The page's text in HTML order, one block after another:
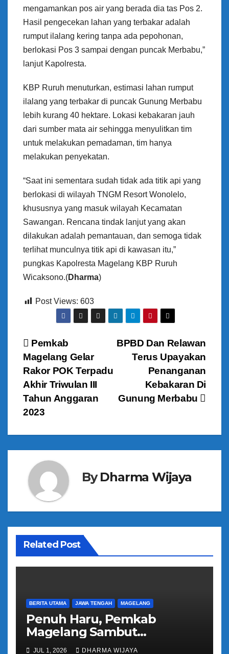
mengamankan pos air yang berada dia tas Pos 2.
Hasil pengecekan lahan yang terbakar adalah
rumput ilalang kering tanpa ada pepohonan,
berlokasi Pos 3 sampai dengan puncak Merbabu,”
lanjut Kapolresta.
KBP Ruruh menuturkan, estimasi lahan rumput
ilalang yang terbakar di puncak Gunung Merbabu
lebih kurang 40 hektare. Lokasi kebakaran jauh
dari sumber mata air sehingga menyulitkan tim
untuk melakukan pemadaman, tim hanya
melakukan penyekatan.
“Saat ini sementara sudah tidak ada titik api yang
berlokasi di wilayah TNGM Resort Wonolelo,
khususnya yang masuk wilayah Kecamatan
Sawangan. Rencana tindak lanjut yang akan
dilakukan adalah pemantauan, dan semoga tidak
terlihat munculnya titik api di kawasan itu,”
pungkas Kapolresta Magelang KBP Ruruh
Wicaksono.(Dharma)
Post Views: 603
N
a
v
i
g
a
s
p
o
s
BPBD Dan Relawan
Terus Upayakan
Penanganan
Kebakaran Di
Gunung Merbabu
Pemkab
Magelang Gelar
Rakor POK Terpadu
Akhir Triwulan III
Tahun Anggaran
2023
ByDharma Wijaya
Related Post
BERITA UTAMA JAWA TENGAH MAGELANG
Penuh Haru, Pemkab
Magelang Sambut
Kepulangan Jemaah Haji
JUL 1, 2026 DHARMA WIJAYA